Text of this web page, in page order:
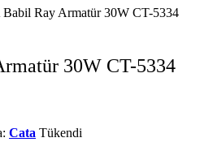
30W CT-5334
Cata Tükendi